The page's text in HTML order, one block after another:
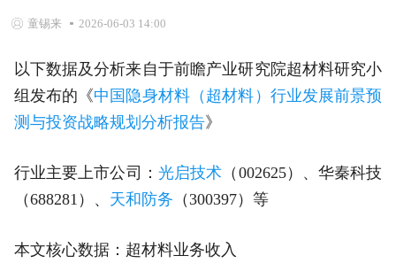
童锡来 2026-06-03 14:00
以下数据及分析来自于前瞻产业研究院超材料研究小
组发布的《中国隐身材料（超材料）行业发展前景预
测与投资战略规划分析报告》
行业主要上市公司： 光启技术 （002625）、华秦科技
（688281）、 天和防务 （300397）等
本文核心数据：超材料业务收入